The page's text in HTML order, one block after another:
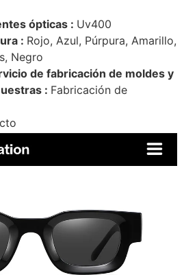
ópticas : Uv400
: Rojo, Azul, Púrpura, Amarillo,
Negro
de fabricación de moldes y
: Fabricación de